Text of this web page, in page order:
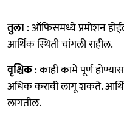
तुला: ऑफिसमध्ये प्रमोशन
आर्थिक स्थिती चांगली राहील.
वृश्चिक: काही कामे पूर्ण
अधिक करावी लागू शकते.
लागतील.